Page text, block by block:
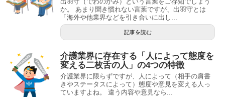
か。 あまり聞き慣れない言葉ですが、出羽守とは
「海外や他業界などを引き合いに出し...
記事を読む
介護業界に存在する「人によって態度を
変える二枚舌の人」の4つの特徴
介護業界に限らずですが、人によって（相手の肩書
きやステータスによって）態度や意見を変える人っ
ていますよね。 違う内容や意見なら...